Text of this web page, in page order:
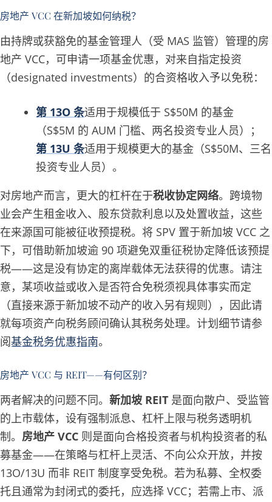
房地产 VCC 在新加坡如何纳税？
由持牌或获豁免的基金管理人（受 MAS 监管）管理的房
地产 VCC，可申请一项基金优惠，对来自指定投资
（designated investments）的合资格收入予以免税：
第 13O 条适用于规模低于 S$50M 的基金
（S$5M 的 AUM 门槛、两名投资专业人员）；
第 13U 条适用于规模更大的基金（S$50M、三名
投资专业人员）。
对房地产而言，更大的杠杆在于税收协定网络。跨境物
业会产生租金收入、股东贷款利息以及处置收益，这些
在来源国可能被征收预提税。将 SPV 置于新加坡 VCC 之
下，可借助新加坡逾 90 项避免双重征税协定降低该预提
税——这是没有协定的离岸载体无法获得的优惠。请注
意，某项收益或收入是否符合免税须视具体事实而定
（直接来源于新加坡不动产的收入另有规则），因此请
就每项资产向税务顾问确认其税务处理。计划细节请参
阅基金税务优惠指南。
房地产 VCC 与 REIT——有何区别？
两者解决的问题不同。 新加坡 REIT 是面向散户、受监管
的上市载体，设有强制派息、杠杆上限与税务透明机
制。 房地产 VCC 则是面向合格投资者与机构投资者的私
募基金——在策略与杠杆上灵活、不向公众开放，并按
13O/13U 而非 REIT 制度享受免税。若为私募、全权委
托且通常为封闭式的委托，应选择 VCC；若需上市、派